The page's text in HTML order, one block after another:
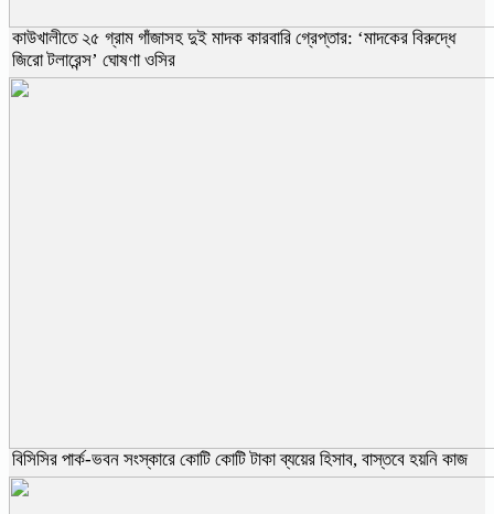
কাউখালীতে ২৫ গ্রাম গাঁজাসহ দুই মাদক কারবারি গ্রেপ্তার: ‘মাদকের বিরুদ্ধে
জিরো টলারেন্স’ ঘোষণা ওসির
বিসিসির পার্ক-ভবন সংস্কারে কোটি কোটি টাকা ব্যয়ের হিসাব, বাস্তবে হয়নি কাজ